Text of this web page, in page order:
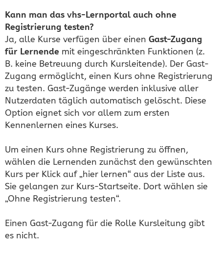
Kann man das vhs-Lernportal auch ohne
Registrierung testen?
Ja, alle Kurse verfügen über einen Gast-Zugang
für Lernende mit eingeschränkten Funktionen (z.
B. keine Betreuung durch Kursleitende). Der Gast-
Zugang ermöglicht, einen Kurs ohne Registrierung
zu testen. Gast-Zugänge werden inklusive aller
Nutzerdaten täglich automatisch gelöscht. Diese
Option eignet sich vor allem zum ersten
Kennenlernen eines Kurses.
Um einen Kurs ohne Registrierung zu öffnen,
wählen die Lernenden zunächst den gewünschten
Kurs per Klick auf „hier lernen“ aus der Liste aus.
Sie gelangen zur Kurs-Startseite. Dort wählen sie
„Ohne Registrierung testen“.
Einen Gast-Zugang für die Rolle Kursleitung gibt
es nicht.